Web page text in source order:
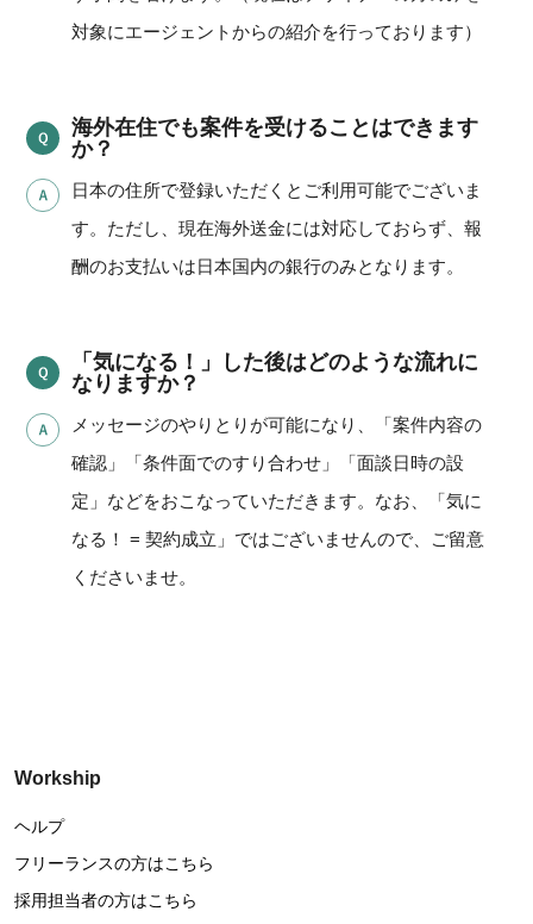
対象にエージェントからの紹介を行っております）
海外在住でも案件を受けることはできます
か？
日本の住所で登録いただくとご利用可能でございま
す。ただし、現在海外送金には対応しておらず、報
酬のお支払いは日本国内の銀行のみとなります。
「気になる！」した後はどのような流れに
なりますか？
メッセージのやりとりが可能になり、「案件内容の
確認」「条件面でのすり合わせ」「面談日時の設
定」などをおこなっていただきます。なお、「気に
なる！ = 契約成立」ではございませんので、ご留意
くださいませ。
Workship
ヘルプ
フリーランスの方はこちら
採用担当者の方はこちら